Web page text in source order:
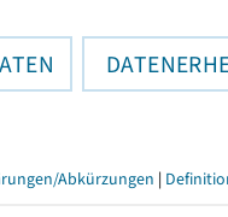
Abkürzungen |